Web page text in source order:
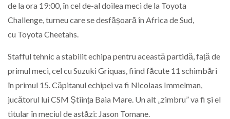
de la ora 19:00, în cel de-al doilea meci de la Toyota
Challenge, turneu care se desfășoară în Africa de Sud,
cu Toyota Cheetahs.
Stafful tehnic a stabilit echipa pentru această partidă, față de
primul meci, cel cu Suzuki Griquas, fiind făcute 11 schimbări
în primul 15. Căpitanul echipei va fi Nicolaas Immelman,
jucătorul lui CSM Știința Baia Mare. Un alt „zimbru” va fi și el
titular în meciul de astăzi: Jason Tomane.